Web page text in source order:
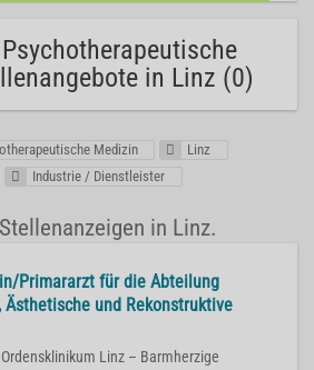
in Linz (0)
Medizin
Linz
Industrie / Dienstleister
in Linz.
Primararzt für die Abteilung
Ästhetische und Rekonstruktive
Ordensklinikum Linz – Barmherzige